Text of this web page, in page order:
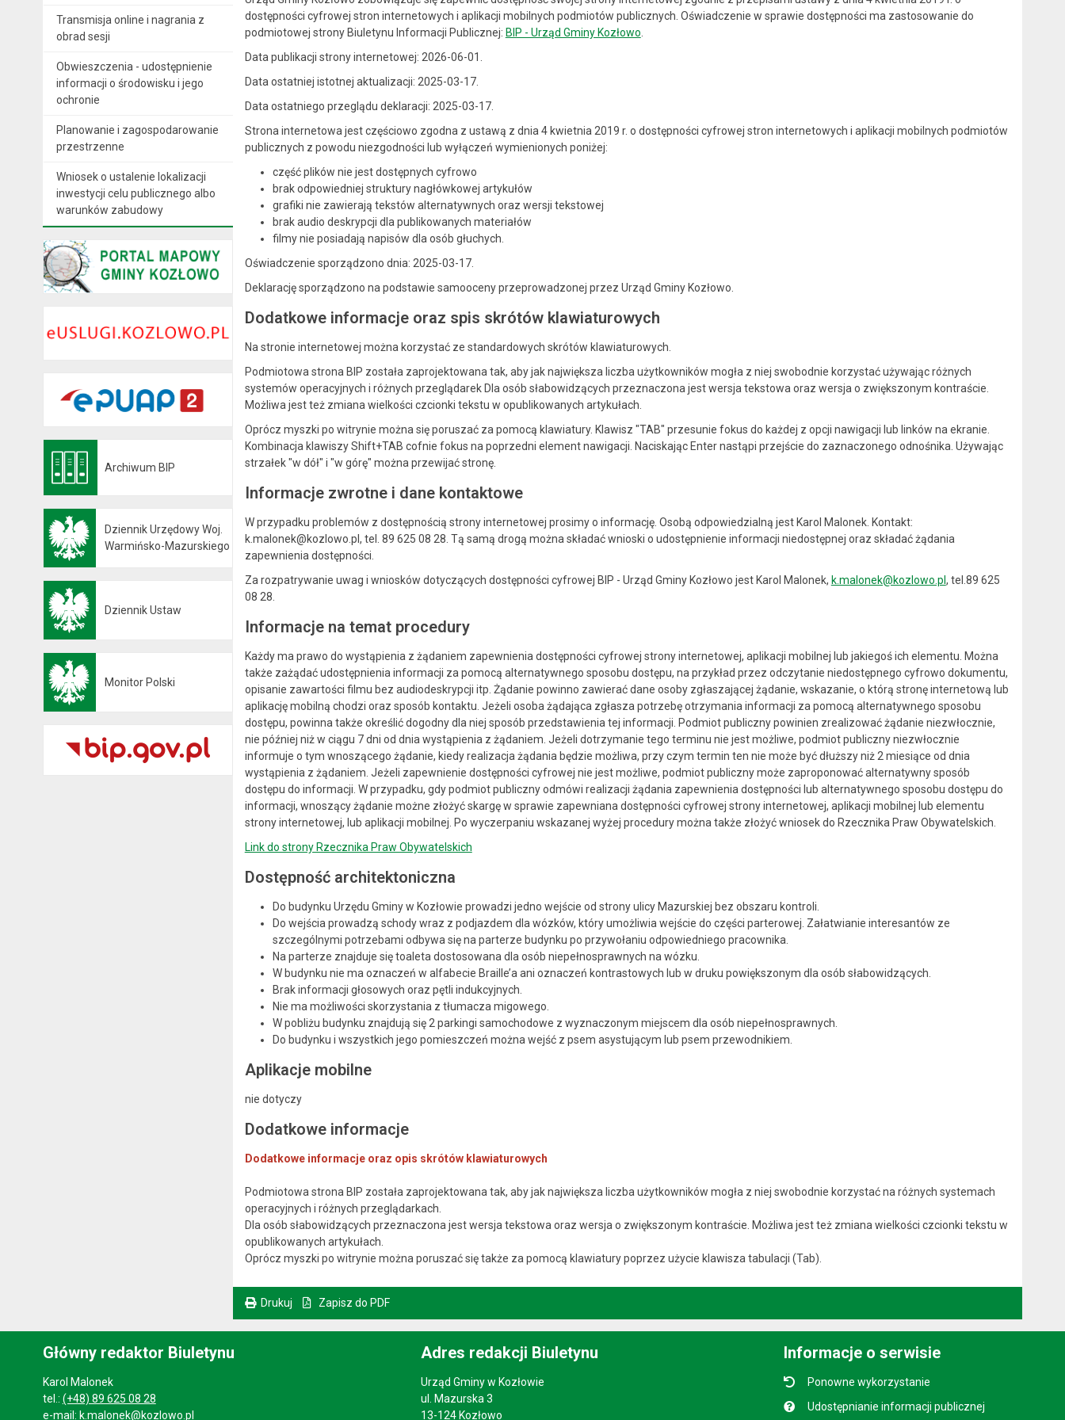
Transmisja online i nagrania z
obrad sesji
Obwieszczenia - udostępnienie
informacji o środowisku i jego
ochronie
Planowanie i zagospodarowanie
przestrzenne
Wniosek o ustalenie lokalizacji
inwestycji celu publicznego albo
warunków zabudowy
Archiwum BIP
Dziennik Urzędowy Woj.
Warmińsko-Mazurskiego
Dziennik Ustaw
Monitor Polski
dostępności cyfrowej stron internetowych i aplikacji mobilnych podmiotów publicznych. Oświadczenie w sprawie dostępności ma zastosowanie do
podmiotowej strony Biuletynu Informacji Publicznej: BIP - Urząd Gminy Kozłowo
Data publikacji strony internetowej: 2026-06-01
Data ostatniej istotnej aktualizacji: 2025-03-17.
Data ostatniego przeglądu deklaracji: 2025-03-17.
Strona internetowa jestczęściowo zgodna z ustawą z dnia 4 kwietnia 2019 r. o dostępności cyfrowej stron internetowych i aplikacji mobilnych podmiotów
publicznych z powodu niezgodności lub wyłączeń wymienionych poniżej:
część plików nie jest dostępnych cyfrowo
brak odpowiedniej struktury nagłówkowej artykułów
grafiki nie zawierają tekstów alternatywnych oraz wersji tekstowej
brak audio deskrypcji dla publikowanych materiałów
filmy nie posiadają napisów dla osób głuchych.
Oświadczenie sporządzono dnia: 2025-03-17.
Deklarację sporządzono na podstawie samooceny przeprowadzonej przez Urząd Gminy Kozłowo.
Dodatkowe informacje oraz spis skrótów klawiaturowych
Na stronie internetowej można korzystać ze standardowych skrótów klawiaturowych.
Podmiotowa strona BIP została zaprojektowana tak, aby jak największa liczba użytkowników mogła z niej swobodnie korzystać używając różnych
systemów operacyjnych i różnych przeglądarek Dla osób słabowidzących przeznaczona jest wersja tekstowa oraz wersja o zwiększonym kontraście.
Możliwa jest też zmiana wielkości czcionki tekstu w opublikowanych artykułach.
Oprócz myszki po witrynie można się poruszać za pomocą klawiatury. Klawisz "TAB" przesunie fokus do każdej z opcji nawigacji lub linków na ekranie.
Kombinacja klawiszy Shift+TAB cofnie fokus na poprzedni element nawigacji. Naciskając Enter nastąpi przejście do zaznaczonego odnośnika. Używając
strzałek "w dół" i "w górę" można przewijać stronę.
Informacje zwrotne i dane kontaktowe
W przypadku problemów z dostępnością strony internetowej prosimy o informację. Osobą odpowiedzialną jest Karol Malonek. Kontakt:
k.malonek@kozlowo.pl, tel. 89 625 08 28. Tą samą drogą można składać wnioski o udostępnienie informacji niedostępnej oraz składać żądania
zapewnienia dostępności.
Za rozpatrywanie uwag i wniosków dotyczących dostępności cyfrowej BIP - Urząd Gminy Kozłowo jest Karol Malonek, k.malonek@kozlowo.pl , tel. 89 625
08 28
Informacje na temat procedury
Każdy ma prawo do wystąpienia z żądaniem zapewnienia dostępności cyfrowej strony internetowej, aplikacji mobilnej lub jakiegoś ich elementu. Można
także zażądać udostępnienia informacji za pomocą alternatywnego sposobu dostępu, na przykład przez odczytanie niedostępnego cyfrowo dokumentu,
opisanie zawartości filmu bez audiodeskrypcji itp. Żądanie powinno zawierać dane osoby zgłaszającej żądanie, wskazanie, o którą stronę internetową lub
aplikację mobilną chodzi oraz sposób kontaktu. Jeżeli osoba żądająca zgłasza potrzebę otrzymania informacji za pomocą alternatywnego sposobu
dostępu, powinna także określić dogodny dla niej sposób przedstawienia tej informacji. Podmiot publiczny powinien zrealizować żądanie niezwłocznie,
nie później niż w ciągu 7 dni od dnia wystąpienia z żądaniem. Jeżeli dotrzymanie tego terminu nie jest możliwe, podmiot publiczny niezwłocznie
informuje o tym wnoszącego żądanie, kiedy realizacja żądania będzie możliwa, przy czym termin ten nie może być dłuższy niż 2 miesiące od dnia
wystąpienia z żądaniem. Jeżeli zapewnienie dostępności cyfrowej nie jest możliwe, podmiot publiczny może zaproponować alternatywny sposób
dostępu do informacji. W przypadku, gdy podmiot publiczny odmówi realizacji żądania zapewnienia dostępności lub alternatywnego sposobu dostępu do
informacji, wnoszący żądanie możne złożyć skargę w sprawie zapewniana dostępności cyfrowej strony internetowej, aplikacji mobilnej lub elementu
strony internetowej, lub aplikacji mobilnej. Po wyczerpaniu wskazanej wyżej procedury można także złożyć wniosek do Rzecznika Praw Obywatelskich.
Link do strony Rzecznika Praw Obywatelskich
Dostępność architektoniczna
Do budynku Urzędu Gminy w Kozłowie prowadzi jedno wejście od strony ulicy Mazurskiej bez obszaru kontroli.
Do wejścia prowadzą schody wraz z podjazdem dla wózków, który umożliwia wejście do części parterowej. Załatwianie interesantów ze
szczególnymi potrzebami odbywa się na parterze budynku po przywołaniu odpowiedniego pracownika.
Na parterze znajduje się toaleta dostosowana dla osób niepełnosprawnych na wózku.
W budynku nie ma oznaczeń w alfabecie Braille’a ani oznaczeń kontrastowych lub w druku powiększonym dla osób słabowidzących.
Brak informacji głosowych oraz pętli indukcyjnych.
Nie ma możliwości skorzystania z tłumacza migowego.
W pobliżu budynku znajdują się 2 parkingi samochodowe z wyznaczonym miejscem dla osób niepełnosprawnych.
Do budynku i wszystkich jego pomieszczeń można wejść z psem asystującym lub psem przewodnikiem.
Aplikacje mobilne
nie dotyczy
Dodatkowe informacje
Dodatkowe informacje oraz opis skrótów klawiaturowych
Podmiotowa strona BIP została zaprojektowana tak, aby jak największa liczba użytkowników mogła z niej swobodnie korzystać na różnych systemach
operacyjnych i różnych przeglądarkach.
Dla osób słabowidzących przeznaczona jest wersja tekstowa oraz wersja o zwiększonym kontraście. Możliwa jest też zmiana wielkości czcionki tekstu w
opublikowanych artykułach.
Oprócz myszki po witrynie można poruszać się także za pomocą klawiatury poprzez użycie klawisza tabulacji (Tab).
Drukuj Zapisz do PDF
Główny redaktor Biuletynu
Karol Malonek
tel.: (+48) 89 625 08 28
e-mail: k.malonek@kozlowo.pl
Adres redakcji Biuletynu
Urząd Gminy w Kozłowie
ul. Mazurska 3
13-124 Kozłowo
Informacje o serwisie
Ponowne wykorzystanie
Udostępnianie informacji publicznej